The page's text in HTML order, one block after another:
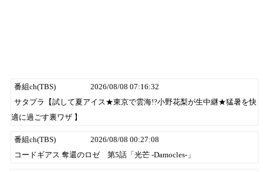
番組ch(TBS)
2026/08/08 07:16:32
サタプラ【試して夏アイス★東京で雲海!?小野花梨が生中継★猛暑を快
適に過ごす裏ワザ 】
番組ch(TBS)
2026/08/08 00:27:08
コードギアス 奪還のロゼ 第5話「光芒 -Damocles-」